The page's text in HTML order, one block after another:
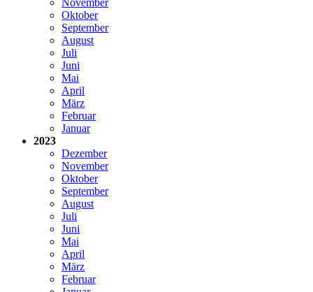
Oktober
September
August
Juli
Juni
Mai
April
März
Februar
Januar
2023
Dezember
November
Oktober
September
August
Juli
Juni
Mai
April
März
Februar